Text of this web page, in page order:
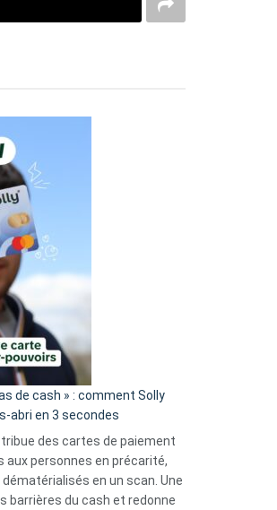
de cash » : comment Solly
abri en 3 secondes
des cartes de paiement
aux personnes en précarité,
en un scan. Une
barrières du cash et redonne